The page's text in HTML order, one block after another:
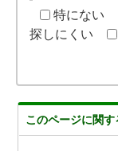
特にない
探しにくい
このページに関す